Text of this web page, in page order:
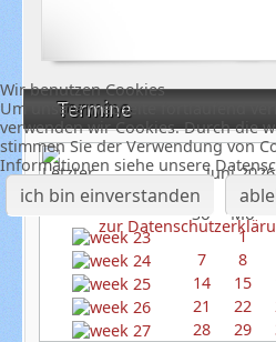
Termine
Juni 2026
So
Mo
1
7
8
14
15
21
22
28
29
Wir benutzen Cookies
Um unsere Webseite fortlaufend
verwenden wir Cookies. Durch die
stimmen Sie der Verwendung von
Informationen siehe unsere
ich bin einverstanden
zur